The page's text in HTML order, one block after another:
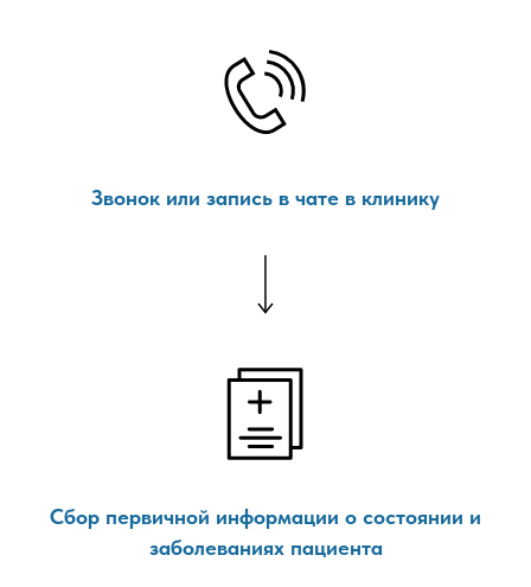
Сбор первичной информации о состоянии и